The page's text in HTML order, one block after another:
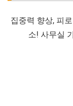
집중력 향상, 피
소! 사무실